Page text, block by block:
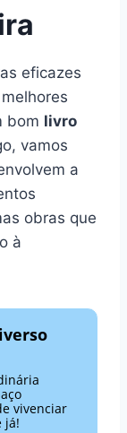
eficazes
bom livro
vamos
a
obras que
à
vivenciar
já!